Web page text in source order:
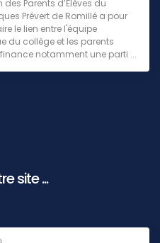
Parents d’Élèves du
Prévert de Romillé a pour
le lien entre l'équipe
du collège et les parents
finance notamment une parti ...
site ...